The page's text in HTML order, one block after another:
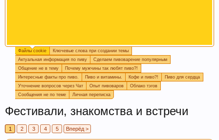
Огромная просьба, при создании новой темы
прописывайте ключевые слова, которые
отражают смысл темы. Это поможет быстро
находить информацию на форуме. Спасибо!
Файлы cookie
Ключевые слова при создании темы
Актуальная информация по пиву
Сделаем пивоварение популярным
Общение не в тему
Почему мужчины так любят пиво?!
Интересные факты про пиво.
Пиво и витамины. Кофе и пиво?!
Пиво для сердца
Уточнение вопросов через Чат
Опыт пивоваров
Облако тэгов
Сообщения не по теме
Личная переписка
Фестивали, знакомства и встречи
1 2 3 4 5 Вперёд >